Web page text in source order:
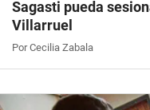
Sagasti pueda
Villarruel
Por Cecilia Zabala